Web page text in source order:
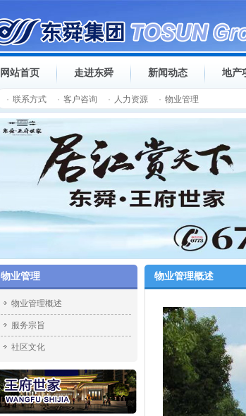
网站首页 走进东舜 新闻动态 地产
· 联系方式 · 客户咨询 · 人力资源 · 物业管理
物业管理
物业管理概述
服务宗旨
社区文化
物业管理概述